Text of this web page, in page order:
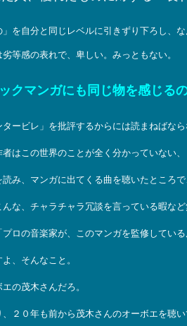
」を自分と同じレベルに引きずり下ろし、
等感の表れで、卑しい。みっともない。
クマンガにも同じ物を感じる
タービレ」を批評するからには読まねばな
者はこの世界のことが全く分かっていない
読み、マンガに出てくる曲を聴いたところ
んな、チャラチャラ冗談を言っている暇な
プロの音楽家が、このマンガを監修してい
、そんなこと。
の茂木さんだろ。
２０年も前から茂木さんのオーボエを聴